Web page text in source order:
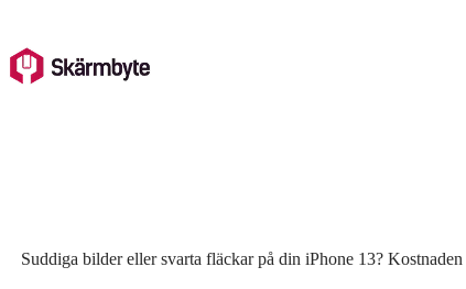
content
Suddiga bilder eller svarta fläckar på din iPhone 13?